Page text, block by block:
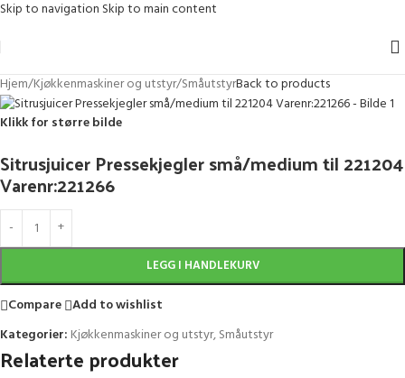
Skip to navigation Skip to main content
Hjem/Kjøkkenmaskiner og utstyr/SmåutstyrBack to products
Klikk for større bilde
Sitrusjuicer Pressekjegler små/medium til 221204
Varenr:221266
LEGG I HANDLEKURV
Compare Add to wishlist
Kategorier: Kjøkkenmaskiner og utstyr,Småutstyr
Relaterte produkter